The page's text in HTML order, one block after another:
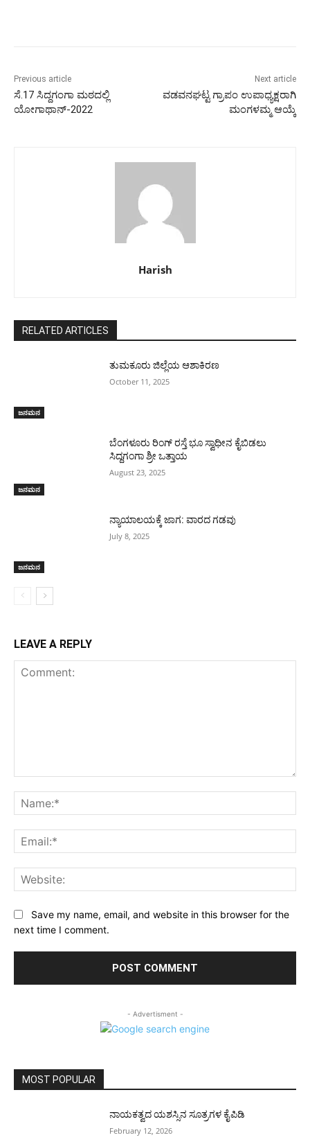
Previous article
ಸೆ.17 ಸಿದ್ದಗಂಗಾ ಮಠದಲ್ಲಿ
ಯೋಗಾಥಾನ್-2022
Next article
ವಡವನಘಟ್ಟ ಗ್ರಾಪಂ ಉಪಾಧ್ಯಕ್ಷರಾಗಿ
ಮಂಗಳಮ್ಮ ಆಯ್ಕೆ
Harish
RELATED ARTICLES
ಜನಮನ
ತುಮಕೂರು ಜಿಲ್ಲೆಯ ಆಶಾಕಿರಣ
October 11, 2025
ಜನಮನ
ಬೆಂಗಳೂರು ರಿಂಗ್ ರಸ್ತೆ ಭೂ ಸ್ವಾಧೀನ ಕೈಬಿಡಲು
ಸಿದ್ದಗಂಗಾ ಶ್ರೀ ಒತ್ತಾಯ
August 23, 2025
ಜನಮನ
ನ್ಯಾಯಾಲಯಕ್ಕೆ ಜಾಗ: ವಾರದ ಗಡವು
July 8, 2025
LEAVE A REPLY
Save my name, email, and website in this browser for the
next time I comment.
- Advertisment -
MOST POPULAR
ನಾಯಕತ್ವದ ಯಶಸ್ಸಿನ ಸೂತ್ರಗಳ ಕೈಪಿಡಿ
February 12, 2026